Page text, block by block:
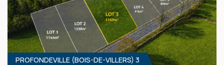
PROFONDEVILLE (BOIS-DE-VILLERS) 3